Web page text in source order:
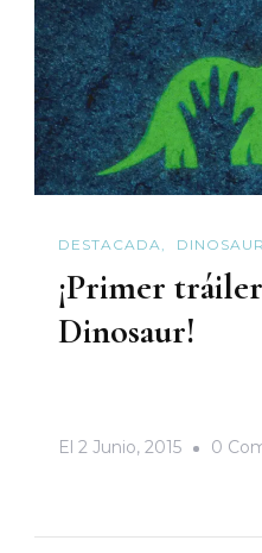
DESTACADA
¡Primer
Dinosaur!
El 2 Junio, 2015 0